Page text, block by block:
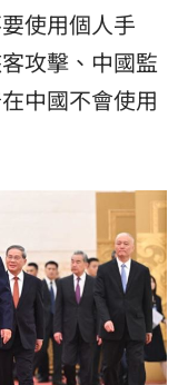
使用個人手
攻擊、中國監
中國不會使用